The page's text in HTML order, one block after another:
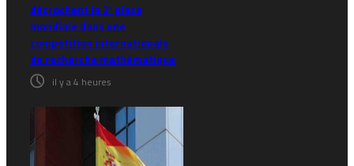
décrochent la 2ᵉ place
mondiale dans une
compétition internationale
de recherche mathématique
il y a 4 heures